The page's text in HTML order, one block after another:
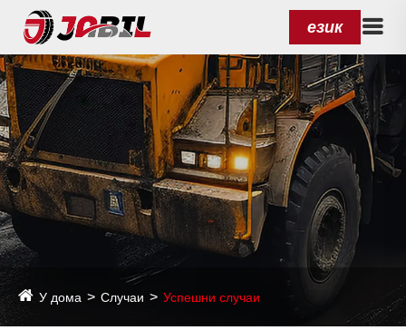
език
У дома Случаи Успешни случаи